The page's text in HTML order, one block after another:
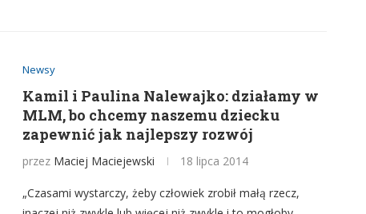
Newsy
Kamil i Paulina Nalewajko: działamy w
MLM, bo chcemy naszemu dziecku
zapewnić jak najlepszy rozwój
przez Maciej Maciejewski 18 lipca 2014
„Czasami wystarczy, żeby człowiek zrobił małą rzecz,